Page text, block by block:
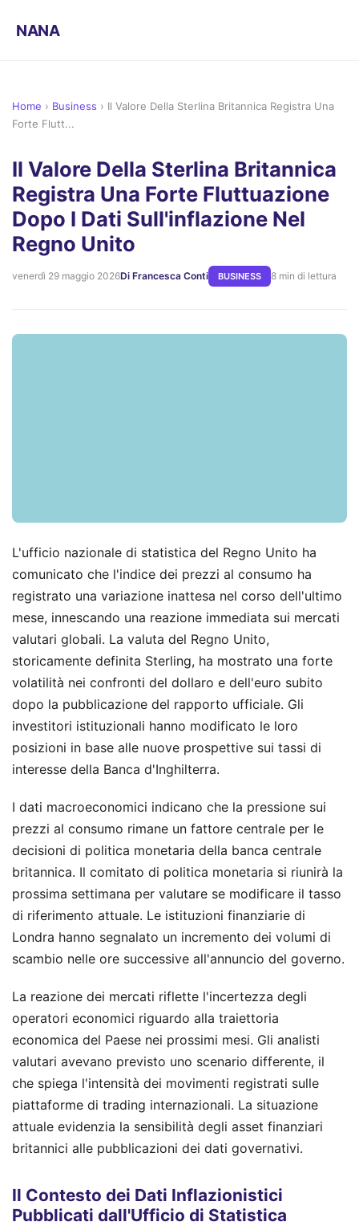
NANA
Home › Business › Il Valore Della Sterlina Britannica Registra Una
Forte Flutt...
Il Valore Della Sterlina Britannica
Registra Una Forte Fluttuazione
Dopo I Dati Sull'inflazione Nel
Regno Unito
venerdì 29 maggio 2026Di Francesca Conti BUSINESS 8 min di lettura
L'ufficio nazionale di statistica del Regno Unito ha
comunicato che l'indice dei prezzi al consumo ha
registrato una variazione inattesa nel corso dell'ultimo
mese, innescando una reazione immediata sui mercati
valutari globali. La valuta del Regno Unito,
storicamente definita Sterling, ha mostrato una forte
volatilità nei confronti del dollaro e dell'euro subito
dopo la pubblicazione del rapporto ufficiale. Gli
investitori istituzionali hanno modificato le loro
posizioni in base alle nuove prospettive sui tassi di
interesse della Banca d'Inghilterra.
I dati macroeconomici indicano che la pressione sui
prezzi al consumo rimane un fattore centrale per le
decisioni di politica monetaria della banca centrale
britannica. Il comitato di politica monetaria si riunirà la
prossima settimana per valutare se modificare il tasso
di riferimento attuale. Le istituzioni finanziarie di
Londra hanno segnalato un incremento dei volumi di
scambio nelle ore successive all'annuncio del governo.
La reazione dei mercati riflette l'incertezza degli
operatori economici riguardo alla traiettoria
economica del Paese nei prossimi mesi. Gli analisti
valutari avevano previsto uno scenario differente, il
che spiega l'intensità dei movimenti registrati sulle
piattaforme di trading internazionali. La situazione
attuale evidenzia la sensibilità degli asset finanziari
britannici alle pubblicazioni dei dati governativi.
Il Contesto dei Dati Inflazionistici
Pubblicati dall'Ufficio di Statistica